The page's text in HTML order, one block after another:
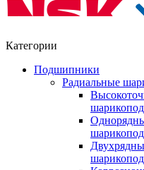
Категории
Подшипники
Радиальные